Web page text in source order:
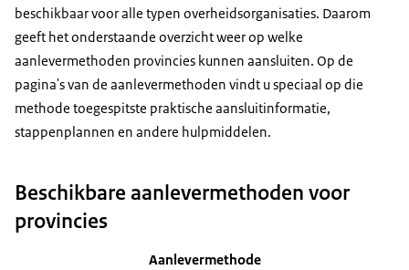
beschikbaar voor alle typen overheidsorganisaties. Daarom
geeft het onderstaande overzicht weer op welke
aanlevermethoden provincies kunnen aansluiten. Op de
pagina's van de aanlevermethoden vindt u speciaal op die
methode toegespitste praktische aansluitinformatie,
stappenplannen en andere hulpmiddelen.
Beschikbare aanlevermethoden voor
provincies
Aanlevermethode